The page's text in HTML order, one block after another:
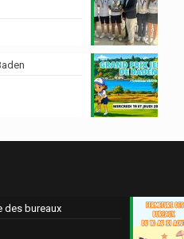
des bureaux